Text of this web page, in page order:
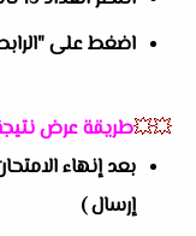
اضغط على
💥💥طريقة عرض نتيجة
بعد إنهاء
إرسال )